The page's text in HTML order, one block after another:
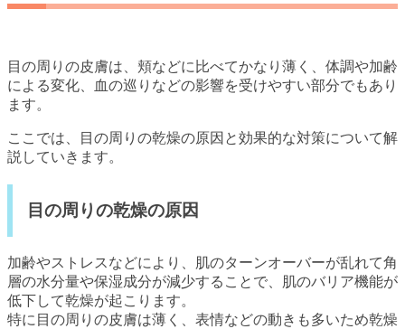
目の周りの皮膚は、頬などに比べてかなり薄く、体調や加齢
による変化、血の巡りなどの影響を受けやすい部分でもあり
ます。
ここでは、目の周りの乾燥の原因と効果的な対策について解
説していきます。
目の周りの乾燥の原因
加齢やストレスなどにより、肌のターンオーバーが乱れて角
層の水分量や保湿成分が減少することで、肌のバリア機能が
低下して乾燥が起こります。
特に目の周りの皮膚は薄く、表情などの動きも多いため乾燥